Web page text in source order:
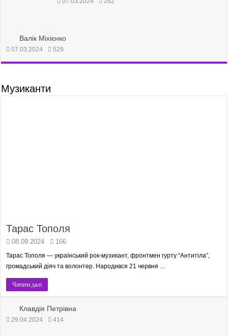
Валік Міхієнко
07.03.2024 529
Музиканти
Тарас Тополя
08.09.2024 166
Тарас Тополя — український рок-музикант, фронтмен гурту “Антитіла”,
громадський діяч та волонтер. Народився 21 червня …
Читати далі
Клавдія Петрівна
29.04.2024 414